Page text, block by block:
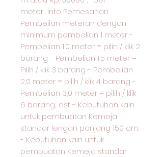
meter Info Pemesanan:
Pembelian meteran dengan
minimum pembelian 1 meter -
Pembelian 1,0 meter = pilih / klik 2
barang - Pembelian 1,5 meter =
Pilih / klik 3 barang - Pembelian
2,0 meter = pilih / klik 4 barang -
Pembelian 3,0 meter = pilih / klik
6 barang... dst - Kebutuhan kain
untuk pembuatan Kemeja
standar lengan panjang 150 cm.
- Kebutuhan kain untuk
pembuatan Kemeja standar